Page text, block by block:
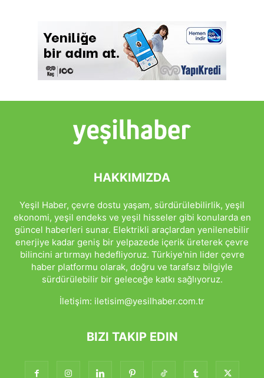
HAKKIMIZDA
Yeşil Haber, çevre dostu yaşam, sürdürülebilirlik, yeşil
ekonomi, yeşil endeks ve yeşil hisseler gibi konularda en
güncel haberleri sunar. Elektrikli araçlardan yenilenebilir
enerjiye kadar geniş bir yelpazede içerik üreterek çevre
bilincini artırmayı hedefliyoruz. Türkiye'nin lider çevre
haber platformu olarak, doğru ve tarafsız bilgiyle
sürdürülebilir bir geleceğe katkı sağlıyoruz.
İletişim: iletisim@yesilhaber.com.tr
BIZI TAKIP EDIN